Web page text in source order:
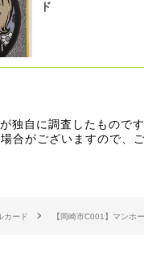
ド
独自に調査したものです
合がございますので、
カード 【岡崎市C001】マンホ